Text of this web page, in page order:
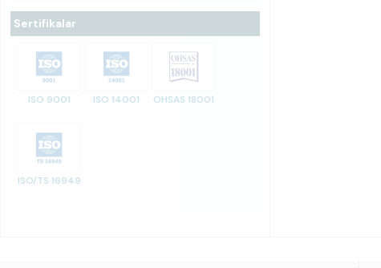
Sertifikalar
ISO 9001 ISO 14001 OHSAS 18001
ISO/TS 16949